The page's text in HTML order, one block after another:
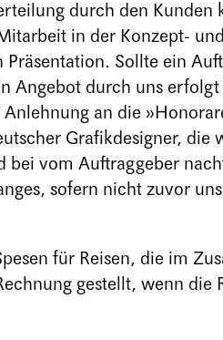
durch den
in der Konzept-
Präsentation. Sollte ein
Angebot durch uns
an die
Grafikdesigner, die
bei vom Auftraggeber
sofern nicht zuvor
für Reisen, die im
gestellt, wenn